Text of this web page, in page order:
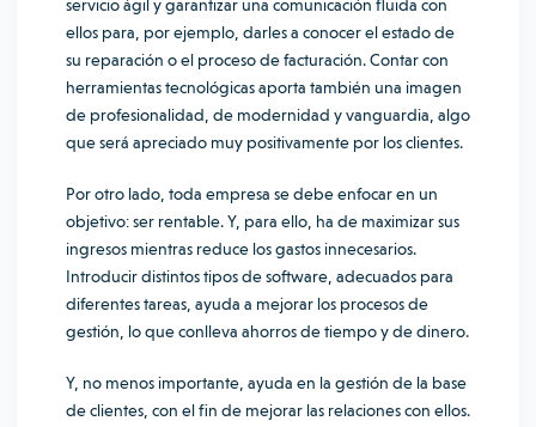
servicio ágil y garantizar una comunicación fluida con
ellos para, por ejemplo, darles a conocer el estado de
su reparación o el proceso de facturación. Contar con
herramientas tecnológicas aporta también una imagen
de profesionalidad, de modernidad y vanguardia, algo
que será apreciado muy positivamente por los clientes.
Por otro lado, toda empresa se debe enfocar en un
objetivo: ser rentable. Y, para ello, ha de maximizar sus
ingresos mientras reduce los gastos innecesarios.
Introducir distintos tipos de software, adecuados para
diferentes tareas, ayuda a mejorar los procesos de
gestión, lo que conlleva ahorros de tiempo y de dinero.
Y, no menos importante, ayuda en la gestión de la base
de clientes, con el fin de mejorar las relaciones con ellos.